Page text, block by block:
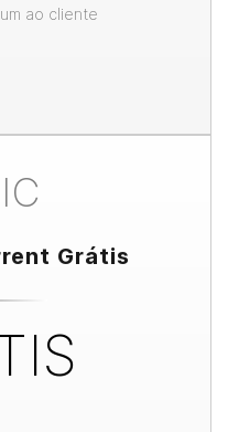
ao cliente
Grátis